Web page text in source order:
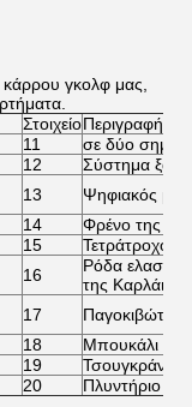
γκολφ μας,
ΣτοιχείοΠεριγραφή
11
σε δύο
12
Σύστημα
13
Ψηφιακός
14
Φρένο της EM
15
Τετράτροχο
16
Ρόδα
της Καρλάιλ
17
Παγοκιβώτιο
18
Μπουκάλι
19
Τσουγκράνα
20 Πλυντήριο